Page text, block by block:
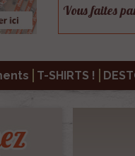
Vous faites
T-SHIRTS !